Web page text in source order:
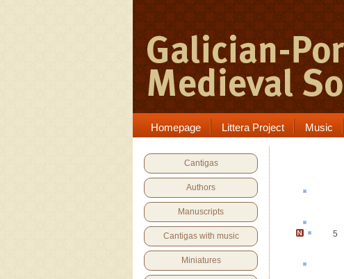
Homepage Littera Project Music
Cantigas
Authors
Manuscripts
Cantigas with music
Miniatures
5